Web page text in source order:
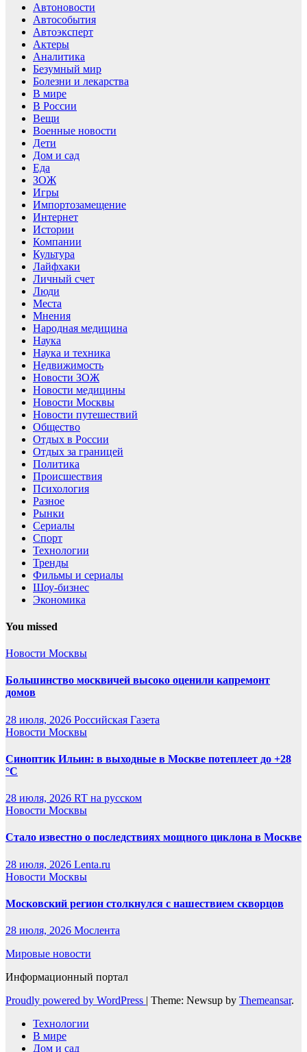
Автоновости
Автособытия
Автоэксперт
Актеры
Аналитика
Безумный мир
Болезни и лекарства
В мире
В России
Вещи
Военные новости
Дети
Дом и сад
Еда
ЗОЖ
Игры
Импортозамещение
Интернет
Истории
Компании
Культура
Лайфхаки
Личный счет
Люди
Места
Мнения
Народная медицина
Наука
Наука и техника
Недвижимость
Новости ЗОЖ
Новости медицины
Новости Москвы
Новости путешествий
Общество
Отдых в России
Отдых за границей
Политика
Происшествия
Психология
Разное
Рынки
Сериалы
Спорт
Технологии
Тренды
Фильмы и сериалы
Шоу-бизнес
Экономика
You missed
Новости Москвы
Большинство москвичей высоко оценили капремонт
домов
28 июля, 2026 Российская Газета
Новости Москвы
Синоптик Ильин: в выходные в Москве потеплеет до +28
°C
28 июля, 2026 RT на русском
Новости Москвы
Стало известно о последствиях мощного циклона в Москве
28 июля, 2026 Lenta.ru
Новости Москвы
Московский регион столкнулся с нашествием скворцов
28 июля, 2026 Мослента
Мировые новости
Информационный портал
Proudly powered by WordPress | Theme: Newsup by Themeansar.
Технологии
В мире
Дом и сад